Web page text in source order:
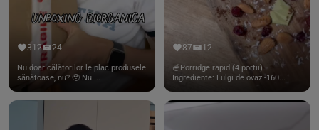
312 24
Nu doar călătorilor le plac produsele
sănătoase, nu? 🥹 Nu ...
87 12
🥣Porridge rapid (4 portii)
Ingrediente: Fulgi de ovaz -160...